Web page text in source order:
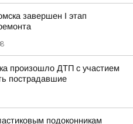
завершен I этап
произошло ДТП с участием
пострадавшие
подоконникам